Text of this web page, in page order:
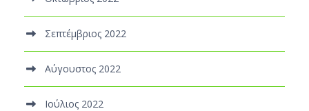
Σεπτέμβριος 2022
Αύγουστος 2022
Ιούλιος 2022